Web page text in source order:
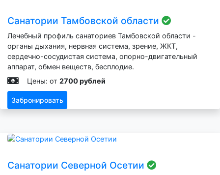
Санатории Тамбовской области
Лечебный профиль санаториев Тамбовской области -
органы дыхания, нервная система, зрение, ЖКТ,
сердечно-сосудистая система, опорно-двигательный
аппарат, обмен веществ, бесплодие.
Цены: от 2700 рублей
Забронировать
Санатории Северной Осетии